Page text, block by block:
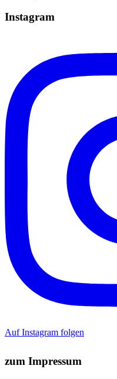
Instagram
Auf Instagram folgen
zum Impressum